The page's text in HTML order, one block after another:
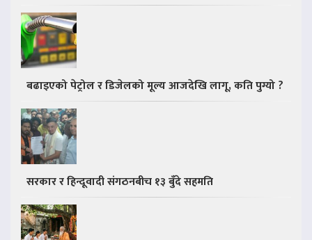
बढाइएको पेट्रोल र डिजेलको मूल्य आजदेखि लागू, कति पुग्यो ?
सरकार र हिन्दूवादी संगठनबीच १३ बुँदे सहमति